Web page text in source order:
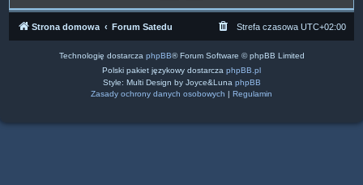
Strona domowa Forum Satedu Strefa czasowa UTC+02:00
Technologię dostarcza phpBB® Forum Software © phpBB Limited
Polski pakiet językowy dostarcza phpBB.pl
Style: Multi Design by Joyce&Luna phpBB
Zasady ochrony danych osobowych | Regulamin